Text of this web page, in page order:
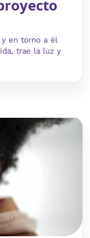
en torno a él
trae la luz y